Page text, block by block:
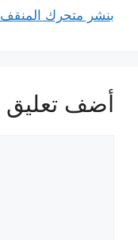
بنشر متحرك المنقف
أضف تعليق